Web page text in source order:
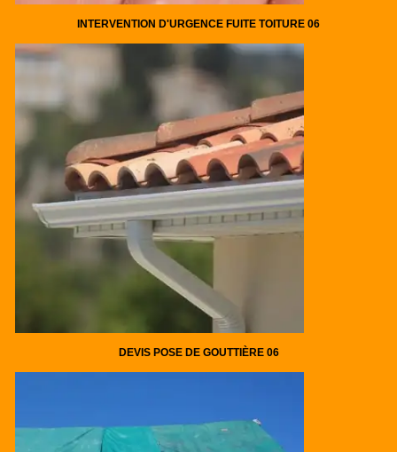
INTERVENTION D'URGENCE FUITE TOITURE 06
DEVIS POSE DE GOUTTIÈRE 06